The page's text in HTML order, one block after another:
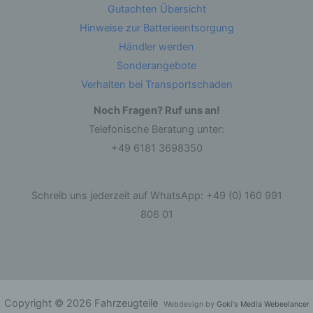
Gutachten Übersicht
Hinweise zur Batterieentsorgung
Händler werden
Sonderangebote
Verhalten bei Transportschaden
Noch Fragen? Ruf uns an!
Telefonische Beratung unter:
+49 6181 3698350
Schreib uns jederzeit auf WhatsApp: +49 (0) 160 991
806 01
Copyright © 2026 Fahrzeugteile Webdesign by Goki's Media Webeelancer
identifizierbare natürliche Person, deren
Verarbeitung Verantwortlichen verarbeitet
c) Verarbeitung
Verarbeitung ist jeder mit oder ohne Hilfe
oder jede solche Vorgangsreihe im
Zusammenhang mit personenbezogenen Daten
das Abfragen, die Verwendung, die Offenlegung
durch Übermittlung, Verbreitung oder eine
andere Form der Bereitstellung, den Abgleich
Einschränkung der Verarbeitung ist die